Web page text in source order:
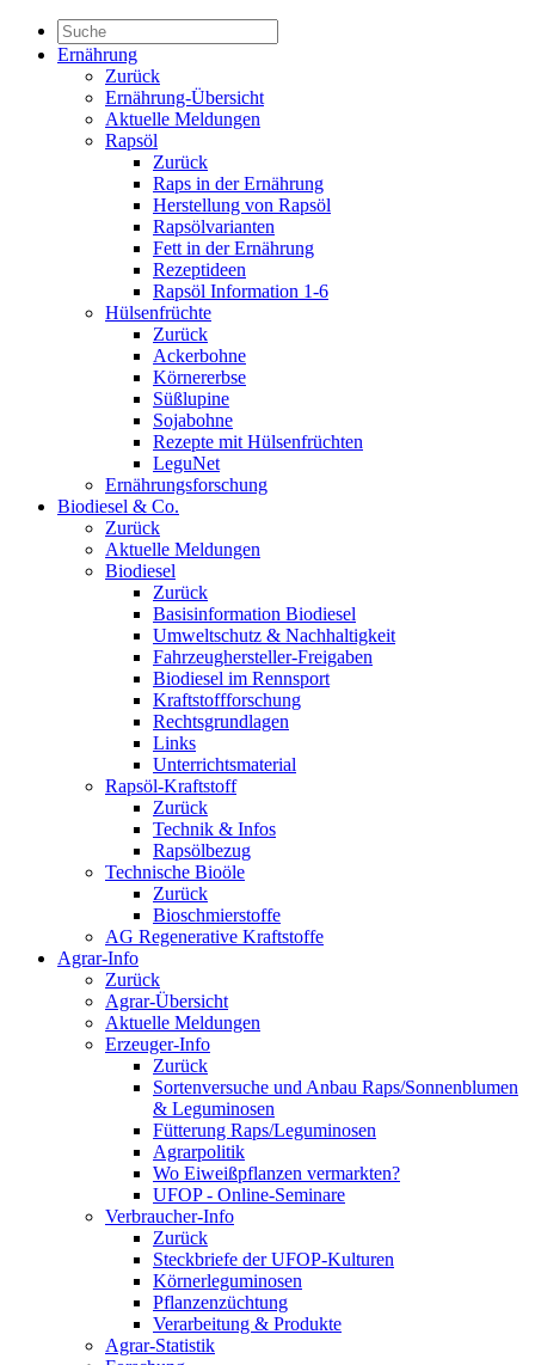
Ernährung
Zurück
Ernährung-Übersicht
Aktuelle Meldungen
Rapsöl
Zurück
Raps in der Ernährung
Herstellung von Rapsöl
Rapsölvarianten
Fett in der Ernährung
Rezeptideen
Rapsöl Information 1-6
Hülsenfrüchte
Zurück
Ackerbohne
Körnererbse
Süßlupine
Sojabohne
Rezepte mit Hülsenfrüchten
LeguNet
Ernährungsforschung
Biodiesel & Co.
Zurück
Aktuelle Meldungen
Biodiesel
Zurück
Basisinformation Biodiesel
Umweltschutz & Nachhaltigkeit
Fahrzeughersteller-Freigaben
Biodiesel im Rennsport
Kraftstoffforschung
Rechtsgrundlagen
Links
Unterrichtsmaterial
Rapsöl-Kraftstoff
Zurück
Technik & Infos
Rapsölbezug
Technische Bioöle
Zurück
Bioschmierstoffe
AG Regenerative Kraftstoffe
Agrar-Info
Zurück
Agrar-Übersicht
Aktuelle Meldungen
Erzeuger-Info
Zurück
Sortenversuche und Anbau Raps/Sonnenblumen
& Leguminosen
Fütterung Raps/Leguminosen
Agrarpolitik
Wo Eiweißpflanzen vermarkten?
UFOP - Online-Seminare
Verbraucher-Info
Zurück
Steckbriefe der UFOP-Kulturen
Körnerleguminosen
Pflanzenzüchtung
Verarbeitung & Produkte
Agrar-Statistik